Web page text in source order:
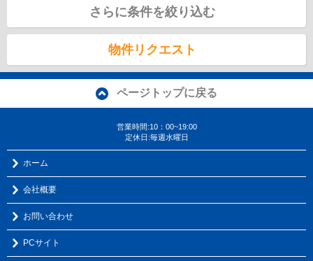
さらに条件を絞り込む
物件リクエスト
ページトップに戻る
営業時間:10：00~19:00
定休日:毎週水曜日
ホーム
会社概要
お問い合わせ
PCサイト